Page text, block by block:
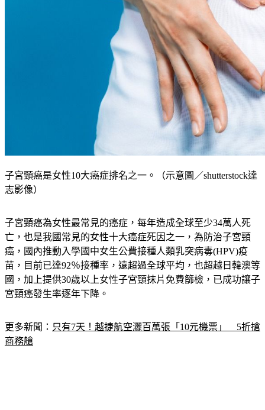
子宮頸癌是女性10大癌症排名之一。（示意圖／shutterstock達
志影像）
子宮頸癌為女性最常見的癌症，每年造成全球至少34萬人死
亡，也是我國常見的女性十大癌症死因之一，為防治子宮頸
癌，國內推動入學國中女生公費接種人類乳突病毒(HPV)疫
苗，目前已達92％接種率，遠超過全球平均，也超越日韓澳等
國，加上提供30歲以上女性子宮頸抹片免費篩檢，已成功讓子
宮頸癌發生率逐年下降。
更多新聞： 只有7天！越捷航空灑百萬張「10元機票」　5折搶
商務艙